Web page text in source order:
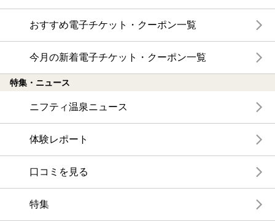
おすすめ電子チケット・クーポン一覧
今月の新着電子チケット・クーポン一覧
特集・ニュース
ニフティ温泉ニュース
体験レポート
口コミを見る
特集